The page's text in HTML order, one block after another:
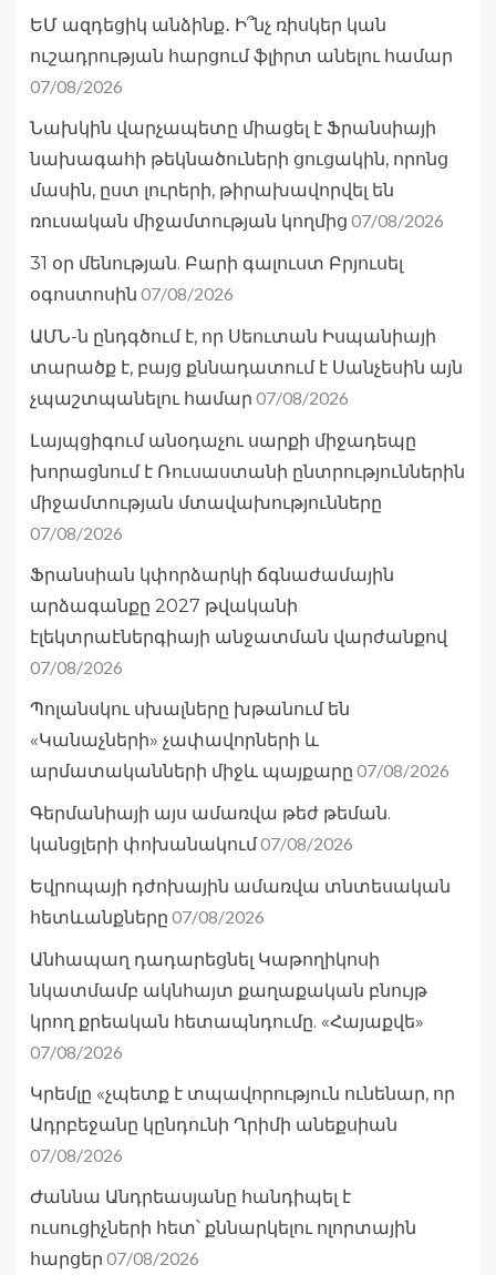
ԵՄ ազդեցիկ անձինք․ Ի՞նչ ռիսկեր կան
ուշադրության հարցում ֆլիրտ անելու համար
07/08/2026
Նախկին վարչապետը միացել է Ֆրանսիայի
նախագահի թեկնածուների ցուցակին, որոնց
մասին, ըստ լուրերի, թիրախավորվել են
ռուսական միջամտության կողմից 07/08/2026
31 օր մենության. Բարի գալուստ Բրյուսել
օգոստոսին 07/08/2026
ԱՄՆ-ն ընդգծում է, որ Սեուտան Իսպանիայի
տարածք է, բայց քննադատում է Սանչեսին այն
չպաշտպանելու համար 07/08/2026
Լայպցիգում անօդաչու սարքի միջադեպը
խորացնում է Ռուսաստանի ընտրություններին
միջամտության մտավախությունները
07/08/2026
Ֆրանսիան կփորձարկի ճգնաժամային
արձագանքը 2027 թվականի
էլեկտրաէներգիայի անջատման վարժանքով
07/08/2026
Պոլանսկու սխալները խթանում են
«Կանաչների» չափավորների և
արմատականների միջև պայքարը 07/08/2026
Գերմանիայի այս ամառվա թեժ թեման.
կանցլերի փոխանակում07/08/2026
Եվրոպայի դժոխային ամառվա տնտեսական
հետևանքները 07/08/2026
Անհապաղ դադարեցնել Կաթողիկոսի
նկատմամբ ակնհայտ քաղաքական բնույթ
կրող քրեական հետապնդումը. «Հայաքվե»
07/08/2026
Կրեմլը «չպետք է տպավորություն ունենար, որ
Ադրբեջանը կընդունի Ղրիմի անեքսիան
07/08/2026
Ժաննա Անդրեասյանը հանդիպել է
ուսուցիչների հետ՝ քննարկելու ոլորտային
հարցեր 07/08/2026